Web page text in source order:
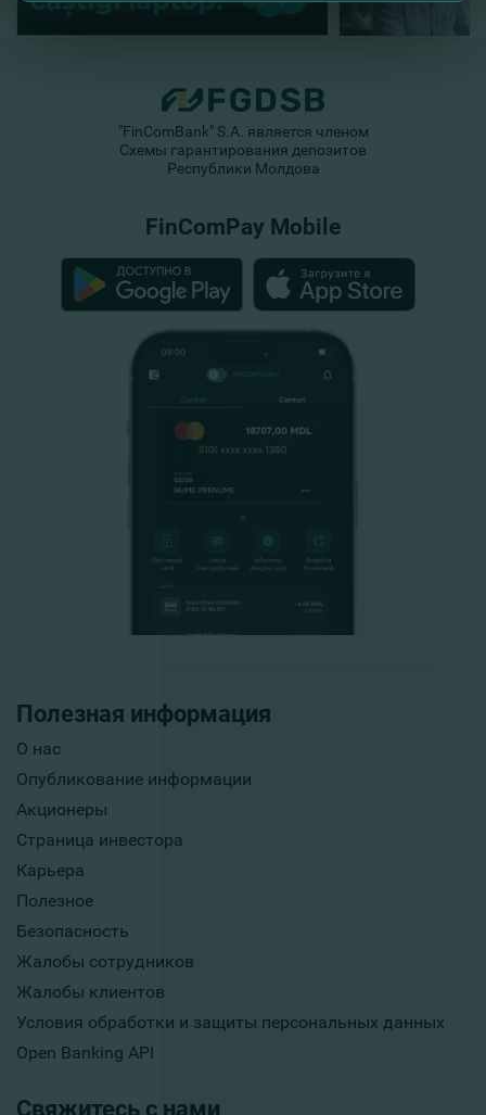
Полезная информация
О нас
Опубликование информации
Акционеры
Страница инвестора
Карьера
Полезное
Безопасность
Жалобы сотрудников
Жалобы клиентов
Условия обработки и защиты персональных данных
Open Banking API
Свяжитесь с нами
"FinComBank" S.A. является членом
Схемы гарантирования депозитов
Республики Молдова
FinComPay Mobile